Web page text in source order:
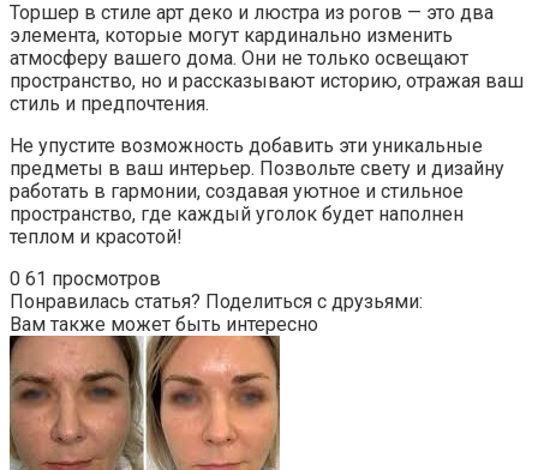
Торшер в стиле арт деко и люстра из рогов — это два
элемента, которые могут кардинально изменить
атмосферу вашего дома. Они не только освещают
пространство, но и рассказывают историю, отражая ваш
стиль и предпочтения.
Не упустите возможность добавить эти уникальные
предметы в ваш интерьер. Позвольте свету и дизайну
работать в гармонии, создавая уютное и стильное
пространство, где каждый уголок будет наполнен
теплом и красотой!
0 61 просмотров
Понравилась статья? Поделиться с друзьями:
Вам также может быть интересно